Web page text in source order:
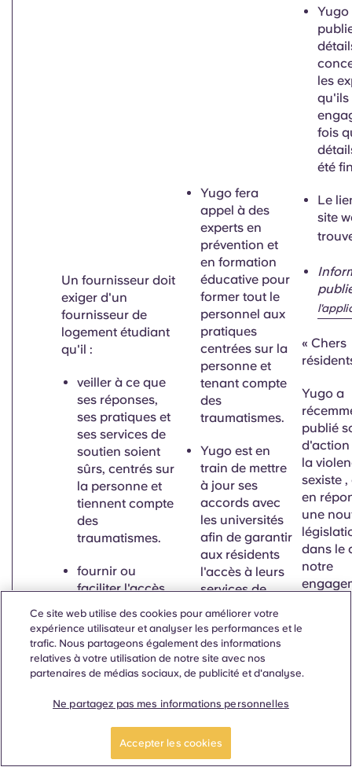
7,7°C
Un fournisseur doit
exiger d'un
fournisseur de
logement étudiant
qu'il :
veiller à ce que
ses réponses,
ses pratiques et
ses services de
soutien soient
sûrs, centrés sur
la personne et
tiennent compte
des
traumatismes.
fournir ou
faciliter l'accès
à des services
de soutien aux
personnes qui
divulguent des
informations et
Promouvoir et
diffuser des
informations sur
Yugo fera
appel à des
experts en
prévention et
en formation
éducative pour
former tout le
personnel aux
pratiques
centrées sur la
personne et
tenant compte
des
traumatismes.
Yugo est en
train de mettre
à jour ses
accords avec
les universités
afin de garantir
aux résidents
l'accès à leurs
services de
soutien en cas
de besoin ou
sur demande.
Yugo a
des
partenariats
avec des
services de
Yugo
les
qu'ils
fois
été
Le
site
« Chers
Yugo a
publié
la
sexiste ,
en
une
dans le
notre
Ce site web utilise des cookies pour améliorer votre
expérience utilisateur et analyser les performances et le
trafic. Nous partageons également des informations
relatives à votre utilisation de notre site avec nos
partenaires de médias sociaux, de publicité et d'analyse.
Ne partagez pas mes informations personnelles
Accepter les cookies